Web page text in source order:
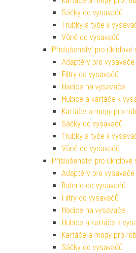
Sáčky do vysavačů
Trubky a tyče k
Vůně do vysavačů
Příslušenství pro úklidové
Adaptéry pro vysavače
Filtry do vysavačů
Hadice na vysavače
Hubice a kartáče k
Kartáče a mopy pro
Sáčky do vysavačů
Trubky a tyče k
Vůně do vysavačů
Příslušenství pro úklidové
Adaptéry pro vysavače
Baterie do vysavačů
Filtry do vysavačů
Hadice na vysavače
Hubice a kartáče k
Kartáče a mopy pro
Sáčky do vysavačů